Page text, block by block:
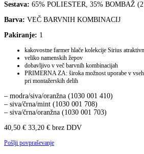
Sestava: 65% POLIESTER, 35% BOMBAŽ
Barva: VEČ BARVNIH KOMBINACIJ
Pakiranje: 1
kakovostne farmer hlače kolekcije Sirius
veliko namenskih žepov
dobavljivo v več barvnih kombinacijah
PRIMERNA ZA: široka možnost uporabe v
pri montažerskih delih
– modra/siva/oranžna (1030 001 410)
– siva/črna/mint (1030 001 708)
– siva/črna/oranžna (1030 001 703)
40,50 € 33,20 € brez DDV
Pošlji povpraševanje